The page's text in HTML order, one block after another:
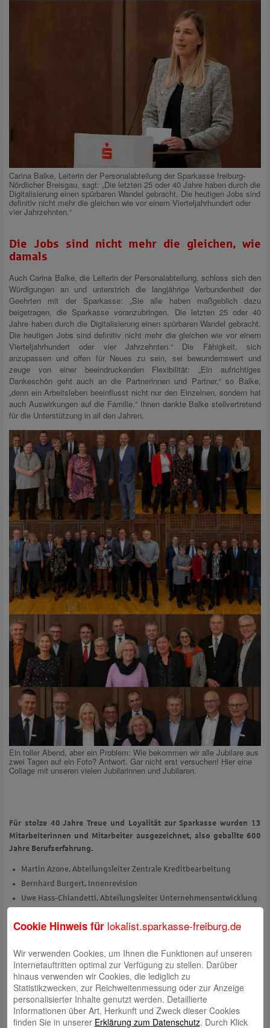
Carina Balke, Leiterin der Personalabteilung der Sparkasse freiburg-
Nördlicher Breisgau, sagt: „Die letzten 25 oder 40 Jahre haben durch die
Digitalisierung einen spürbaren Wandel gebracht. Die heutigen Jobs sind
definitiv nicht mehr die gleichen wie vor einem Vierteljahrhundert oder
vier Jahrzehnten.“
Die Jobs sind nicht mehr die gleichen, wie
damals
Auch Carina Balke, die Leiterin der Personalabteilung, schloss sich den
Würdigungen an und unterstrich die langjährige Verbundenheit der
Geehrten mit der Sparkasse: „Sie alle haben maßgeblich dazu
beigetragen, die Sparkasse voranzubringen. Die letzten 25 oder 40
Jahre haben durch die Digitalisierung einen spürbaren Wandel gebracht.
Die heutigen Jobs sind definitiv nicht mehr die gleichen wie vor einem
Vierteljahrhundert oder vier Jahrzehnten.“ Die Fähigkeit, sich
anzupassen und offen für Neues zu sein, sei bewundernswert und
zeuge von einer beeindruckenden Flexibilität: „Ein aufrichtiges
Dankeschön geht auch an die Partnerinnen und Partner,“ so Balke,
„denn ein Arbeitsleben beeinflusst nicht nur den Einzelnen, sondern hat
auch Auswirkungen auf die Familie.“ Ihnen dankte Balke stellvertretend
für die Unterstützung in all den Jahren.
Ein toller Abend, aber ein Problem: Wie bekommen wir alle Jubilare aus
zwei Tagen auf ein Foto? Antwort. Gar nicht erst versuchen! Hier eine
Collage mit unseren vielen Jubilarinnen und Jubilaren.
Für stolze 40Jahre Treue und Loyalität zur Sparkasse wurden 13
Mitarbeiterinnen und Mitarbeiter ausgezeichnet, also geballte 600
Jahre Berufserfahrung.
Martin Azone, Abteilungsleiter Zentrale Kreditbearbeitung
Bernhard Burgert, Innenrevision
Uwe Hass-Chiandetti, Abteilungsleiter Unternehmensentwicklung
Thomas Hunkler, Finanzzentrum Freiburg
Hans-Ulrich Karle, Beratungscenter Littenweiler
Ursula Resch, Marktservice/Zahlungsverkehr
Hannes Schmidt, Vertriebsdirektor Sparkassen-Immobilien-Center
Ralf Schopferer, Private Banking
Beate Schwarz, Bereichsleiterin Privatkunden
Cookie Hinweis für lokalist.sparkasse-freiburg.de
Wir verwenden Cookies, um Ihnen die Funktionen auf unseren
Internetauftritten optimal zur Verfügung zu stellen. Darüber
hinaus verwenden wir Cookies, die lediglich zu
Statistikzwecken, zur Reichweitenmessung oder zur Anzeige
personalisierter Inhalte genutzt werden. Detaillierte
Informationen über Art, Herkunft und Zweck dieser Cookies
finden Sie in unserer Erklärung zum Datenschutz. Durch Klick